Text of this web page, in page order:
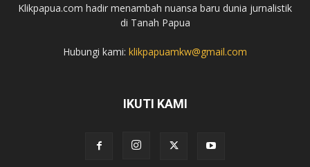
Klikpapua.com hadir menambah nuansa baru dunia jurnalistik
di Tanah Papua
Hubungi kami: klikpapuamkw@gmail.com
IKUTI KAMI